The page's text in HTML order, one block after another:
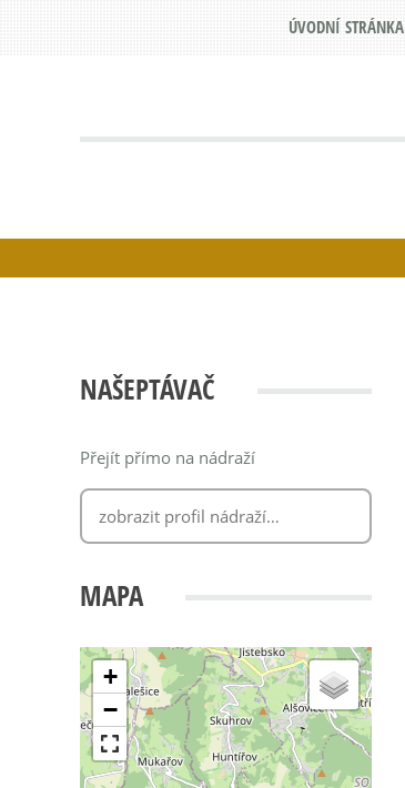
ÚVODNÍ STRÁNKA
NAŠEPTÁVAČ
Přejít přímo na nádraží
MAPA
+
−